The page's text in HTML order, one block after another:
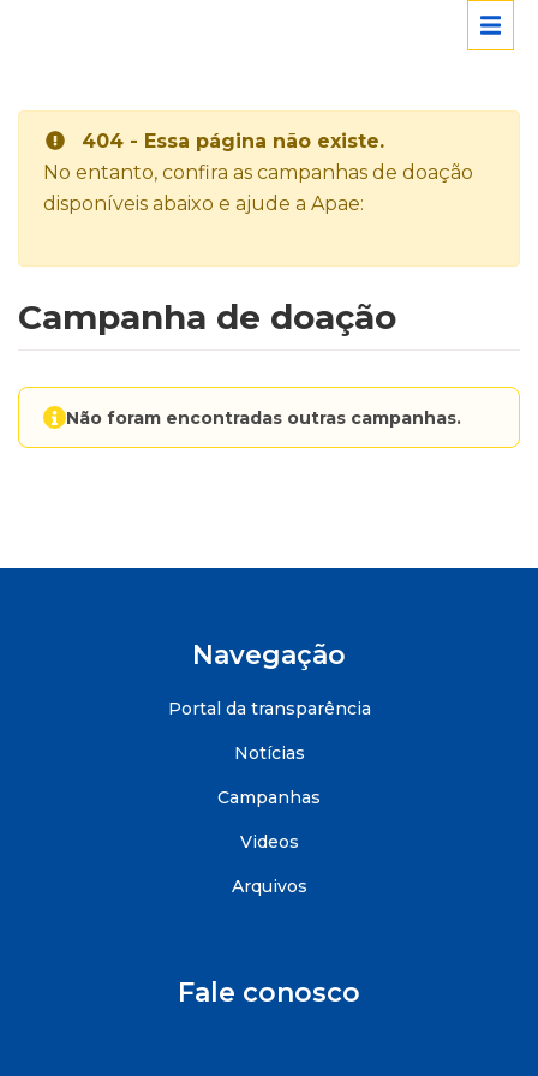
404 - Essa página não existe.
No entanto, confira as campanhas de doação
disponíveis abaixo e ajude a Apae:
Campanha de doação
Não foram encontradas outras campanhas.
Navegação
Portal da transparência
Notícias
Campanhas
Videos
Arquivos
Fale conosco